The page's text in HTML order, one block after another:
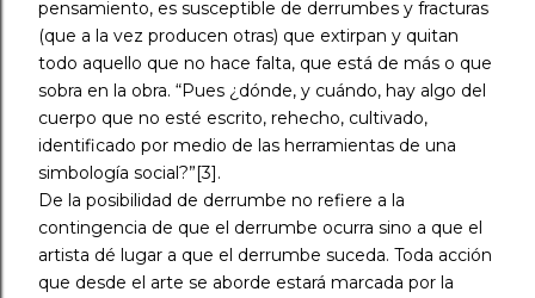
pensamiento, es susceptible de derrumbes y fracturas
(que a la vez producen otras) que extirpan y quitan
todo aquello que no hace falta, que está de más o que
sobra en la obra. “Pues ¿dónde, y cuándo, hay algo del
cuerpo que no esté escrito, rehecho, cultivado,
identificado por medio de las herramientas de una
simbología social?”[3].
De la posibilidad de derrumbe no refiere a la
contingencia de que el derrumbe ocurra sino a que el
artista dé lugar a que el derrumbe suceda. Toda acción
que desde el arte se aborde estará marcada por la